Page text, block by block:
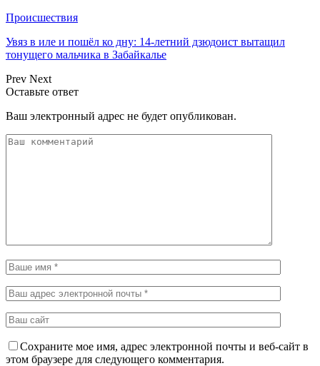
Происшествия
Увяз в иле и пошёл ко дну: 14-летний дзюдоист вытащил
тонущего мальчика в Забайкалье
Prev Next
Оставьте ответ
Ваш электронный адрес не будет опубликован.
Сохраните мое имя, адрес электронной почты и веб-сайт в
этом браузере для следующего комментария.